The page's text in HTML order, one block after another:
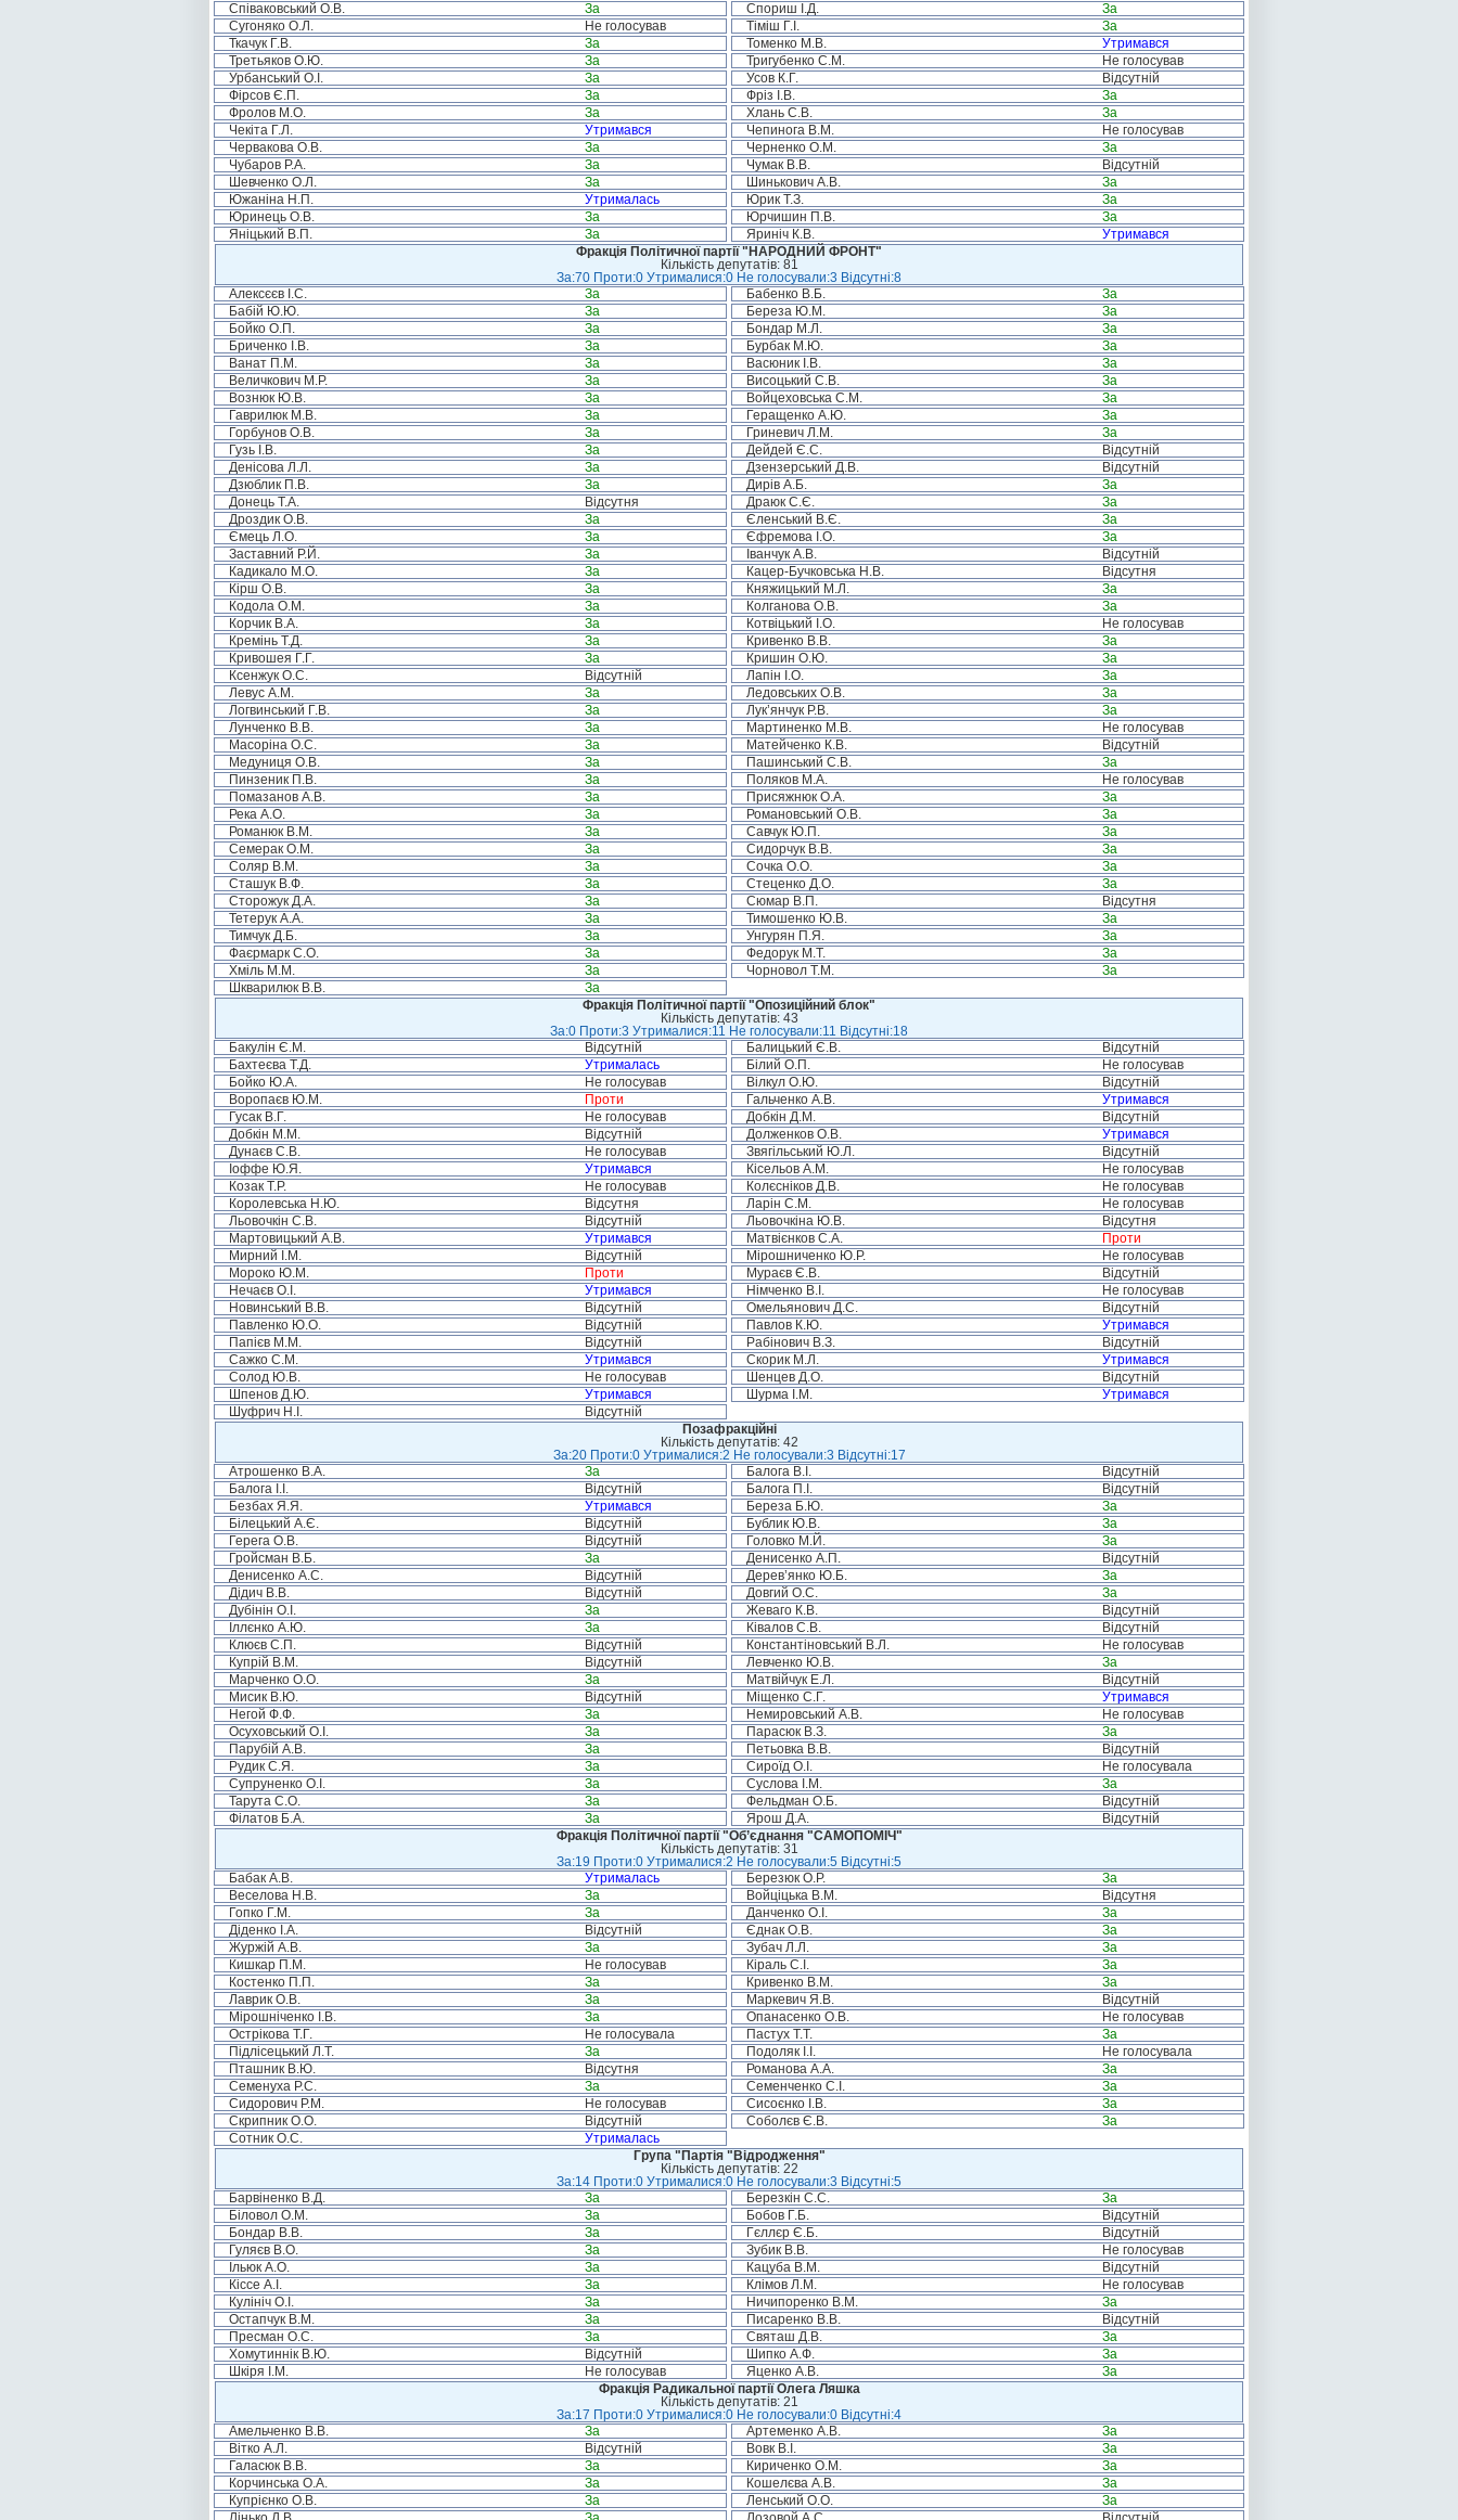
Співаковський О.В.
За Спориш І.Д.
За
Сугоняко О.Л.
Не голосував Тіміш Г.І.
За
Ткачук Г.В.
За Томенко М.В.
Утримався
Третьяков О.Ю.
За Тригубенко С.М.
Не голосував
Урбанський О.І.
За Усов К.Г.
Відсутній
Фірсов Є.П.
За Фріз І.В.
За
Фролов М.О.
За Хлань С.В.
За
Чекіта Г.Л.
Утримався Чепинога В.М.
Не голосував
Червакова О.В.
За Черненко О.М.
За
Чубаров Р.А.
За Чумак В.В.
Відсутній
Шевченко О.Л.
За Шинькович А.В.
За
Южаніна Н.П.
Утрималась Юрик Т.З.
За
Юринець О.В.
За Юрчишин П.В.
За
Яніцький В.П.
За Яриніч К.В.
Утримався
Фракція Політичної партії "НАРОДНИЙ ФРОНТ"
Кількість депутатів: 81
За:70 Проти:0 Утрималися:0 Не голосували:3 Відсутні:8
Алексєєв І.С.
За Бабенко В.Б.
За
Бабій Ю.Ю.
За Береза Ю.М.
За
Бойко О.П.
За Бондар М.Л.
За
Бриченко І.В.
За Бурбак М.Ю.
За
Ванат П.М.
За Васюник І.В.
За
Величкович М.Р.
За Висоцький С.В.
За
Вознюк Ю.В.
За Войцеховська С.М.
За
Гаврилюк М.В.
За Геращенко А.Ю.
За
Горбунов О.В.
За Гриневич Л.М.
За
Гузь І.В.
За Дейдей Є.С.
Відсутній
Денісова Л.Л.
За Дзензерський Д.В.
Відсутній
Дзюблик П.В.
За Дирів А.Б.
За
Донець Т.А.
Відсутня Драюк С.Є.
За
Дроздик О.В.
За Єленський В.Є.
За
Ємець Л.О.
За Єфремова І.О.
За
Заставний Р.Й.
За Іванчук А.В.
Відсутній
Кадикало М.О.
За Кацер-Бучковська Н.В.
Відсутня
Кірш О.В.
За Княжицький М.Л.
За
Кодола О.М.
За Колганова О.В.
За
Корчик В.А.
За Котвіцький І.О.
Не голосував
Кремінь Т.Д.
За Кривенко В.В.
За
Кривошея Г.Г.
За Кришин О.Ю.
За
Ксенжук О.С.
Відсутній Лапін І.О.
За
Левус А.М.
За Ледовських О.В.
За
Логвинський Г.В.
За Лук’янчук Р.В.
За
Лунченко В.В.
За Мартиненко М.В.
Не голосував
Масоріна О.С.
За Матейченко К.В.
Відсутній
Медуниця О.В.
За Пашинський С.В.
За
Пинзеник П.В.
За Поляков М.А.
Не голосував
Помазанов А.В.
За Присяжнюк О.А.
За
Река А.О.
За Романовський О.В.
За
Романюк В.М.
За Савчук Ю.П.
За
Семерак О.М.
За Сидорчук В.В.
За
Соляр В.М.
За Сочка О.О.
За
Сташук В.Ф.
За Стеценко Д.О.
За
Сторожук Д.А.
За Сюмар В.П.
Відсутня
Тетерук А.А.
За Тимошенко Ю.В.
За
Тимчук Д.Б.
За Унгурян П.Я.
За
Фаєрмарк С.О.
За Федорук М.Т.
За
Хміль М.М.
За Чорновол Т.М.
За
Шкварилюк В.В.
За
Фракція Політичної партії "Опозиційний блок"
Кількість депутатів: 43
За:0 Проти:3 Утрималися:11 Не голосували:11 Відсутні:18
Бакулін Є.М.
Відсутній Балицький Є.В.
Відсутній
Бахтеєва Т.Д.
Утрималась Білий О.П.
Не голосував
Бойко Ю.А.
Не голосував Вілкул О.Ю.
Відсутній
Воропаєв Ю.М.
Проти Гальченко А.В.
Утримався
Гусак В.Г.
Не голосував Добкін Д.М.
Відсутній
Добкін М.М.
Відсутній Долженков О.В.
Утримався
Дунаєв С.В.
Не голосував Звягільський Ю.Л.
Відсутній
Іоффе Ю.Я.
Утримався Кісельов А.М.
Не голосував
Козак Т.Р.
Не голосував Колєсніков Д.В.
Не голосував
Королевська Н.Ю.
Відсутня Ларін С.М.
Не голосував
Льовочкін С.В.
Відсутній Льовочкіна Ю.В.
Відсутня
Мартовицький А.В.
Утримався Матвієнков С.А.
Проти
Мирний І.М.
Відсутній Мірошниченко Ю.Р.
Не голосував
Мороко Ю.М.
Проти Мураєв Є.В.
Відсутній
Нечаєв О.І.
Утримався Німченко В.І.
Не голосував
Новинський В.В.
Відсутній Омельянович Д.С.
Відсутній
Павленко Ю.О.
Відсутній Павлов К.Ю.
Утримався
Папієв М.М.
Відсутній Рабінович В.З.
Відсутній
Сажко С.М.
Утримався Скорик М.Л.
Утримався
Солод Ю.В.
Не голосував Шенцев Д.О.
Відсутній
Шпенов Д.Ю.
Утримався Шурма І.М.
Утримався
Шуфрич Н.І.
Відсутній
Позафракційні
Кількість депутатів: 42
За:20 Проти:0 Утрималися:2 Не голосували:3 Відсутні:17
Атрошенко В.А.
За Балога В.І.
Відсутній
Балога І.І.
Відсутній Балога П.І.
Відсутній
Безбах Я.Я.
Утримався Береза Б.Ю.
За
Білецький А.Є.
Відсутній Бублик Ю.В.
За
Герега О.В.
Відсутній Головко М.Й.
За
Гройсман В.Б.
За Денисенко А.П.
Відсутній
Денисенко А.С.
Відсутній Дерев’янко Ю.Б.
За
Дідич В.В.
Відсутній Довгий О.С.
За
Дубінін О.І.
За Жеваго К.В.
Відсутній
Іллєнко А.Ю.
За Ківалов С.В.
Відсутній
Клюєв С.П.
Відсутній Константіновський В.Л.
Не голосував
Купрій В.М.
Відсутній Левченко Ю.В.
За
Марченко О.О.
За Матвійчук Е.Л.
Відсутній
Мисик В.Ю.
Відсутній Міщенко С.Г.
Утримався
Негой Ф.Ф.
За Немировський А.В.
Не голосував
Осуховський О.І.
За Парасюк В.З.
За
Парубій А.В.
За Петьовка В.В.
Відсутній
Рудик С.Я.
За Сироїд О.І.
Не голосувала
Супруненко О.І.
За Суслова І.М.
За
Тарута С.О.
За Фельдман О.Б.
Відсутній
Філатов Б.А.
За Ярош Д.А.
Відсутній
Фракція Політичної партії "Об’єднання "САМОПОМІЧ"
Кількість депутатів: 31
За:19 Проти:0 Утрималися:2 Не голосували:5 Відсутні:5
Бабак А.В.
Утрималась Березюк О.Р.
За
Веселова Н.В.
За Войціцька В.М.
Відсутня
Гопко Г.М.
За Данченко О.І.
За
Діденко І.А.
Відсутній Єднак О.В.
За
Журжій А.В.
За Зубач Л.Л.
За
Кишкар П.М.
Не голосував Кіраль С.І.
За
Костенко П.П.
За Кривенко В.М.
За
Лаврик О.В.
За Маркевич Я.В.
Відсутній
Мірошніченко І.В.
За Опанасенко О.В.
Не голосував
Острікова Т.Г.
Не голосувала Пастух Т.Т.
За
Підлісецький Л.Т.
За Подоляк І.І.
Не голосувала
Пташник В.Ю.
Відсутня Романова А.А.
За
Семенуха Р.С.
За Семенченко С.І.
За
Сидорович Р.М.
Не голосував Сисоєнко І.В.
За
Скрипник О.О.
Відсутній Соболєв Є.В.
За
Сотник О.С.
Утрималась
Група "Партія "Відродження"
Кількість депутатів: 22
За:14 Проти:0 Утрималися:0 Не голосували:3 Відсутні:5
Барвіненко В.Д.
За Березкін С.С.
За
Біловол О.М.
За Бобов Г.Б.
Відсутній
Бондар В.В.
За Гєллєр Є.Б.
Відсутній
Гуляєв В.О.
За Зубик В.В.
Не голосував
Ільюк А.О.
За Кацуба В.М.
Відсутній
Кіссе А.І.
За Клімов Л.М.
Не голосував
Кулініч О.І.
За Ничипоренко В.М.
За
Остапчук В.М.
За Писаренко В.В.
Відсутній
Пресман О.С.
За Святаш Д.В.
За
Хомутиннік В.Ю.
Відсутній Шипко А.Ф.
За
Шкіря І.М.
Не голосував Яценко А.В.
За
Фракція Радикальної партії Олега Ляшка
Кількість депутатів: 21
За:17 Проти:0 Утрималися:0 Не голосували:0 Відсутні:4
Амельченко В.В.
За Артеменко А.В.
За
Вітко А.Л.
Відсутній Вовк В.І.
За
Галасюк В.В.
За Кириченко О.М.
За
Корчинська О.А.
За Кошелєва А.В.
За
Купрієнко О.В.
За Ленський О.О.
За